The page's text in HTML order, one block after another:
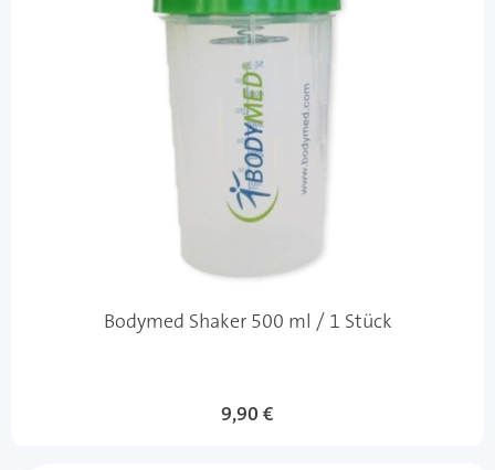
Bodymed Shaker 500 ml / 1 Stück
9,90 €